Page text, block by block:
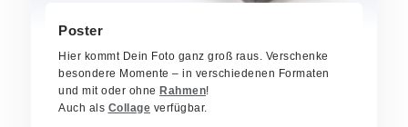
Poster
Hier kommt Dein Foto ganz groß raus. Verschenke
besondere Momente – in verschiedenen Formaten
und mit oder ohne Rahmen!
Auch als Collage verfügbar.